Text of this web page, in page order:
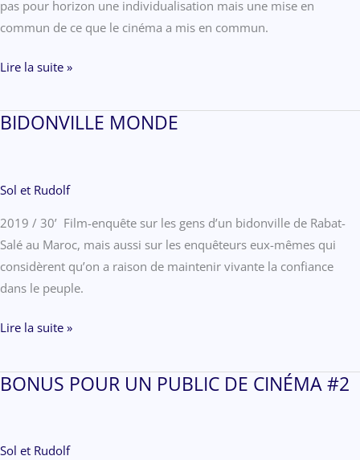
pas pour horizon une individualisation mais une mise en
commun de ce que le cinéma a mis en commun.
LETTRE
JACKY
ÉVRARD
Lire la suite »
BIDONVILLE MONDE
Sol et Rudolf
2019 / 30’ Film-enquête sur les gens d’un bidonville de Rabat-
Salé au Maroc, mais aussi sur les enquêteurs eux-mêmes qui
considèrent qu’on a raison de maintenir vivante la confiance
dans le peuple.
BIDONVILLE
Lire la suite »
BONUS POUR UN PUBLIC DE CINÉMA #2
Sol et Rudolf